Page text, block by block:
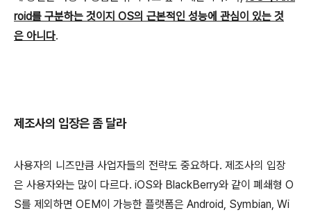
roid를 구분하는 것이지 OS의 근본적인 성능에 관심이 있는 것
은 아니다.
제조사의 입장은 좀 달라
사용자의 니즈만큼 사업자들의 전략도 중요하다. 제조사의 입장
은 사용자와는 많이 다르다. iOS와 BlackBerry와 같이 폐쇄형 O
S를 제외하면 OEM이 가능한 플랫폼은 Android, Symbian, Wi